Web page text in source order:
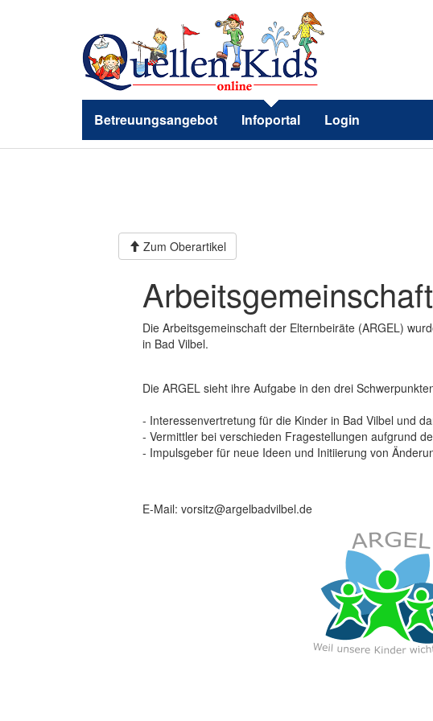
Betreuungsangebot Infoportal Login
Zum Oberartikel
Die Arbeitsgemeinschaft der Elternbeiräte (ARGEL)
in Bad Vilbel.
Die ARGEL sieht ihre Aufgabe in den drei
- Interessenvertretung für die Kinder in Bad Vilbel und
- Vermittler bei verschieden Fragestellungen aufgrund
- Impulsgeber für neue Ideen und Initiierung von
E-Mail: vorsitz@argelbadvilbel.de